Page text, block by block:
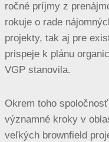
ročné príjmy z
rokuje o rade
projekty, tak aj pre
prispeje k plánu
VGP stanovila.
Okrem toho
významné kroky v
veľkých brownfield